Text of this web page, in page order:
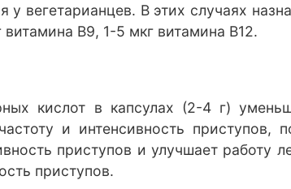
у вегетарианцев. В этих случаях
В9, 1-5 мкг витамина В12.
кислот в капсулах (2-4 г)
и интенсивность
приступов и улучшает
приступов.